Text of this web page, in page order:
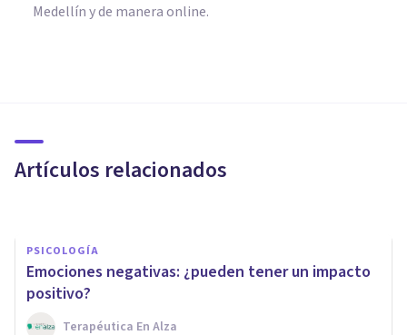
Medellín y de manera online.
Artículos relacionados
afectan
PSICOLOGÍA
Emociones negativas: ¿pueden tener un impacto
positivo?
Terapéutica En Alza